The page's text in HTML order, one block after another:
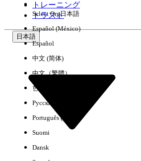
トレーニング
トラスト
日本語
Select Org日本語
Español (México)
Español
中文 (简体)
中文（繁體）
한국어
Русский
Português (Brasil)
Suomi
Dansk